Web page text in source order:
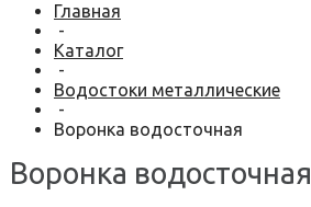
Главная
-
Каталог
-
Водостоки металлические
-
Воронка водосточная
Воронка водосточная